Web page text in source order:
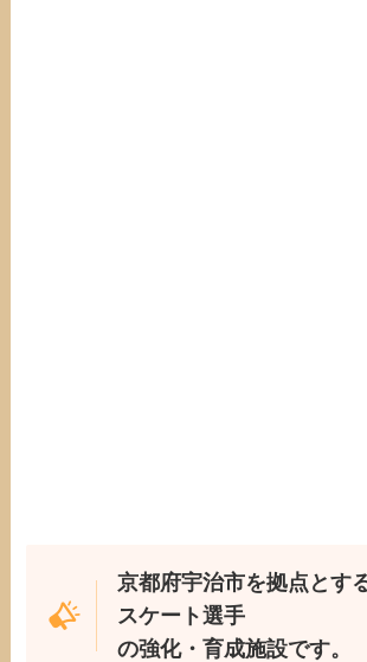
京都府宇治市を拠点とす
スケート選手
の強化・育成施設です。